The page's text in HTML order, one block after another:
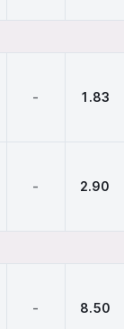
- 1.83
- 2.90
- 8.50